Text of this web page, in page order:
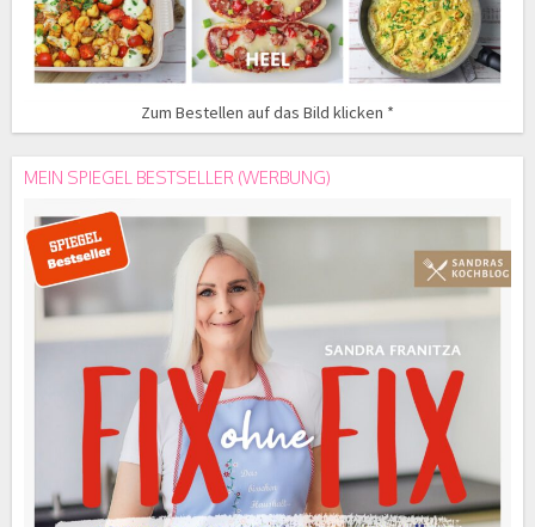
Zum Bestellen auf das Bild klicken *
MEIN SPIEGEL BESTSELLER (WERBUNG)